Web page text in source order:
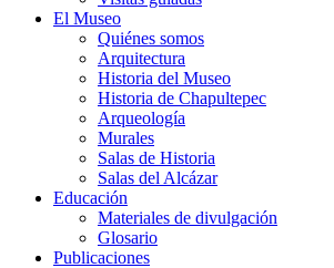
El Museo
Quiénes somos
Arquitectura
Historia del Museo
Historia de Chapultepec
Arqueología
Murales
Salas de Historia
Salas del Alcázar
Educación
Materiales de divulgación
Glosario
Publicaciones